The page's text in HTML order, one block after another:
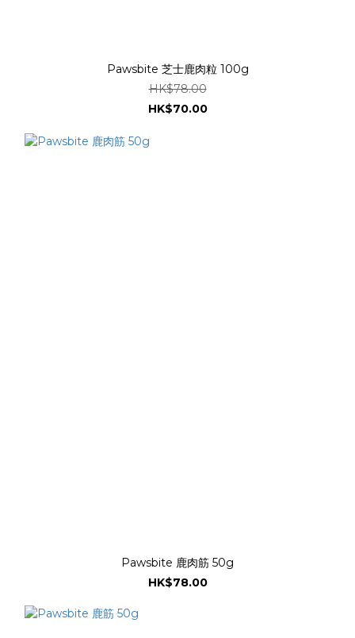
Pawsbite 芝士鹿肉粒 100g
HK$78.00
HK$70.00
Pawsbite 鹿肉筋 50g
HK$78.00